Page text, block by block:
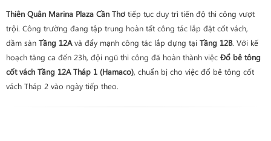
Thiên Quân Marina Plaza Cần Thơ tiếp tục duy trì tiến độ thi công vượt
trội. Công trường đang tập trung hoàn tất công tác lắp đặt cốt vách,
dầm sàn Tầng 12Avà đẩy mạnh công tác lắp dựng tại Tầng 12B. Với kế
hoạch tăng ca đến 23h, đội ngũ thi công đã hoàn thành việc Đổ bê tông
cốt vách Tầng 12A Tháp 1 (Hamaco), chuẩn bị cho việc đổ bê tông cốt
vách Tháp 2 vào ngày tiếp theo.